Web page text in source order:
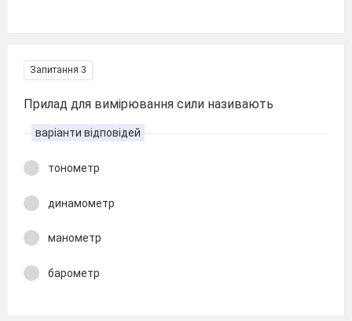
Запитання 3
Прилад для вимірювання сили називають
варіанти відповідей
тонометр
динамометр
манометр
барометр